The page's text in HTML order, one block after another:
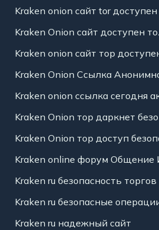
Kraken onion сайт tor доступен
Kraken Onion сайт доступен
Kraken onion сайт тор
Kraken Onion Ссылка
Kraken onion ссылка сегодня
Kraken Onion тор даркнет
Kraken Onion тор доступ
Kraken online форум Общение
Kraken ru безопасность
Kraken ru безопасные
Kraken ru надежный сайт